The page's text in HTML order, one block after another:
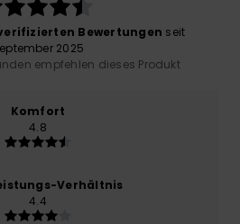
Bewertungen seit
2025
empfehlen dieses Produkt
Komfort
4.8
Verhältnis
4.4